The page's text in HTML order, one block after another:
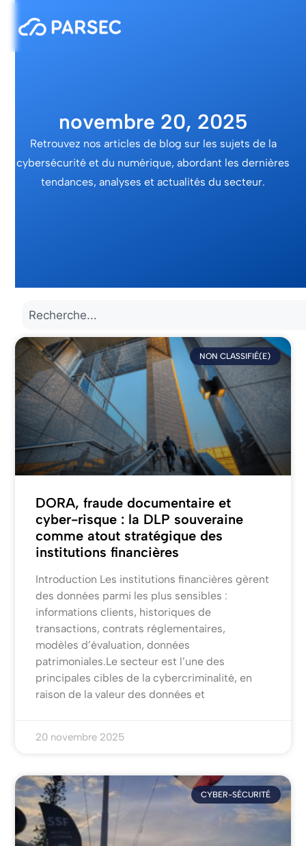
novembre 20, 2025
Retrouvez nos articles de blog sur les sujets de la
cybersécurité et du numérique, abordant les dernières
tendances, analyses et actualités du secteur.
NON CLASSIFIÉ(E)
DORA, fraude documentaire et
cyber-risque : la DLP souveraine
comme atout stratégique des
institutions financières
Introduction Les institutions financières gèrent
des données parmi les plus sensibles :
informations clients, historiques de
transactions, contrats réglementaires,
modèles d’évaluation, données
patrimoniales.Le secteur est l’une des
principales cibles de la cybercriminalité, en
raison de la valeur des données et
20 novembre 2025
CYBER-SÉCURITÉ